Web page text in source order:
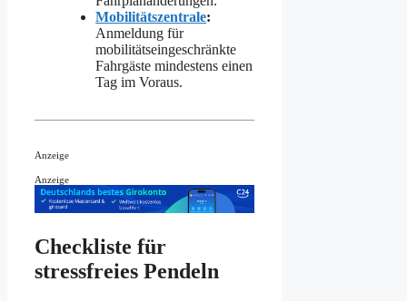
Mobilitätszentrale:
Anmeldung für
mobilitätseingeschränkte
Fahrgäste mindestens einen
Tag im Voraus.
Anzeige
Anzeige
Checkliste für
stressfreies Pendeln